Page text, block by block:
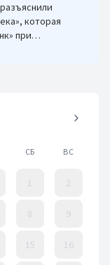
которая
при
СБ ВС
1 2
8 9
15 16